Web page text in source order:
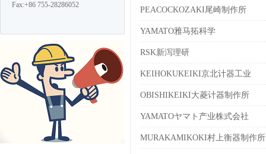
Fax:+86 755-28286052
PEACOCKOZAKI尾崎制作所
YAMATO雅马拓科学
RSK新泻理研
KEIHOKUKEIKI京北计器工业
OBISHIKEIKI大菱计器制作所
YAMATOヤマト产业株式会社
MURAKAMIKOKI村上衡器制作所